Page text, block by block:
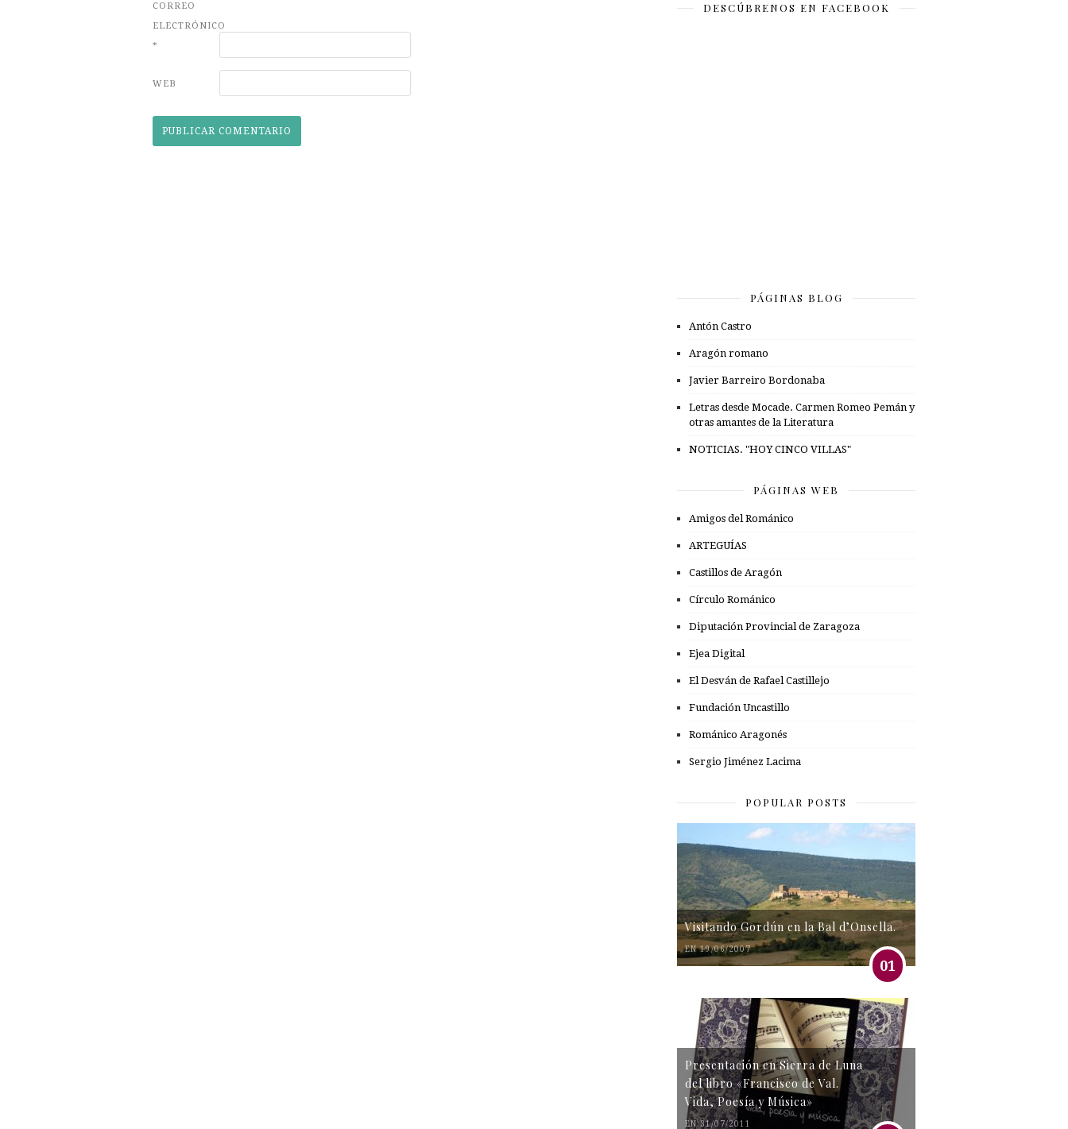
CORREO
ELECTRÓNICO
*
WEB
DESCÚBRENOS EN FACEBOOK
PÁGINAS BLOG
Antón Castro
Aragón romano
Javier Barreiro Bordonaba
Letras desde Mocade. Carmen Romeo Pemán y
otras amantes de la Literatura
NOTICIAS. "HOY CINCO VILLAS"
PÁGINAS WEB
Amigos del Románico
ARTEGUÍAS
Castillos de Aragón
Círculo Románico
Diputación Provincial de Zaragoza
Ejea Digital
El Desván de Rafael Castillejo
Fundación Uncastillo
Románico Aragonés
Sergio Jiménez Lacima
POPULAR POSTS
Visitando Gordún en la Bal d’Onsella.
EN 19/06/2007
01
Presentación en Sierra de Luna
del libro «Francisco de Val.
Vida, Poesía y Música»
EN 31/07/2011